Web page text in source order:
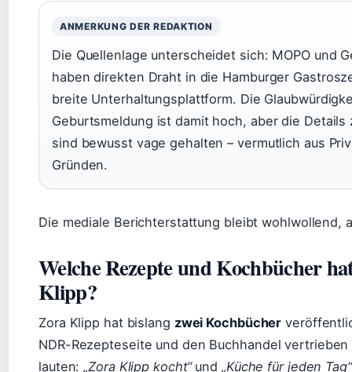
ANMERKUNG DER REDAKTION
Die Quellenlage unterscheidet sich: MOPO und
haben direkten Draht in die Hamburger
breite Unterhaltungsplattform. Die
Geburtsmeldung ist damit hoch, aber die Details
sind bewusst vage gehalten – vermutlich aus
Gründen.
Die mediale Berichterstattung bleibt wohlwollend,
Welche Rezepte und Kochbücher
Klipp?
Zora Klipp hat bislang zwei Kochbücher
NDR-Rezepteseite und den Buchhandel
lauten:„Zora Klipp kocht“und „Küche für jeden Tag“